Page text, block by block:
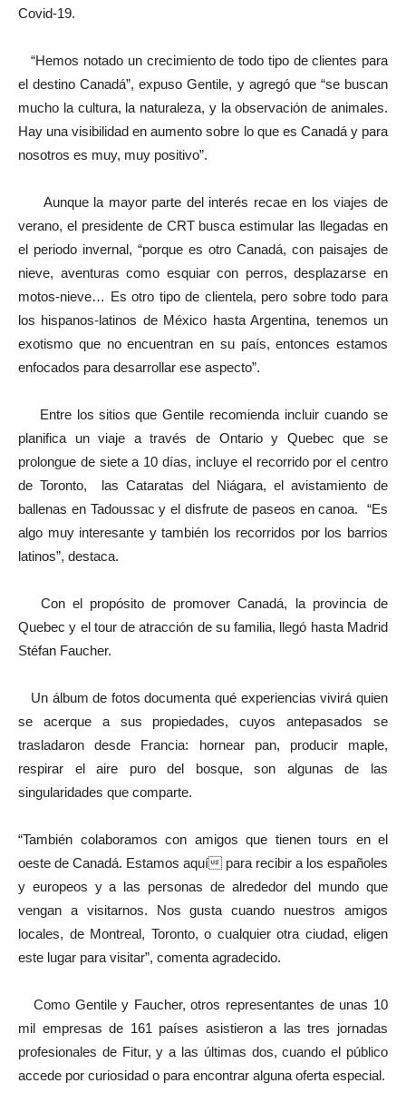
Covid-19.
“Hemos notado un crecimiento de todo tipo de clientes para
el destino Canadá”, expuso Gentile, y agregó que “se buscan
mucho la cultura, la naturaleza, y la observación de animales.
Hay una visibilidad en aumento sobre lo que es Canadá y para
nosotros es muy, muy positivo”.
Aunque la mayor parte del interés recae en los viajes de
verano, el presidente de CRT busca estimular las llegadas en
el periodo invernal, “porque es otro Canadá, con paisajes de
nieve, aventuras como esquiar con perros, desplazarse en
motos-nieve… Es otro tipo de clientela, pero sobre todo para
los hispanos-latinos de México hasta Argentina, tenemos un
exotismo que no encuentran en su país, entonces estamos
enfocados para desarrollar ese aspecto”.
Entre los sitios que Gentile recomienda incluir cuando se
planifica un viaje a través de Ontario y Quebec que se
prolongue de siete a 10 días, incluye el recorrido por el centro
de Toronto, las Cataratas del Niágara, el avistamiento de
ballenas en Tadoussac y el disfrute de paseos en canoa. “Es
algo muy interesante y también los recorridos por los barrios
latinos”, destaca.
Con el propósito de promover Canadá, la provincia de
Quebec y el tour de atracción de su familia, llegó hasta Madrid
Stéfan Faucher.
Un álbum de fotos documenta qué experiencias vivirá quien
se acerque a sus propiedades, cuyos antepasados se
trasladaron desde Francia: hornear pan, producir maple,
respirar el aire puro del bosque, son algunas de las
singularidades que comparte.
“También colaboramos con amigos que tienen tours en el
oeste de Canadá. Estamos aquí para recibir a los españoles
y europeos y a las personas de alrededor del mundo que
vengan a visitarnos. Nos gusta cuando nuestros amigos
locales, de Montreal, Toronto, o cualquier otra ciudad, eligen
este lugar para visitar”, comenta agradecido.
Como Gentile y Faucher, otros representantes de unas 10
mil empresas de 161 países asistieron a las tres jornadas
profesionales de Fitur, y a las últimas dos, cuando el público
accede por curiosidad o para encontrar alguna oferta especial.